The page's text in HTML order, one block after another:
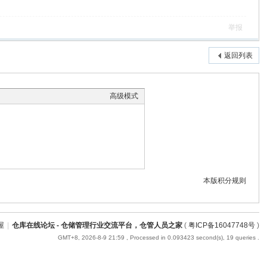
举报
返回列表
高级模式
本版积分规则
| 仓库在线论坛 - 仓储管理行业交流平台，仓管人员之家( 粤ICP备16047748号)
GMT+8, 2026-8-9 21:59 , Processed in 0.093423 second(s), 19 queries .